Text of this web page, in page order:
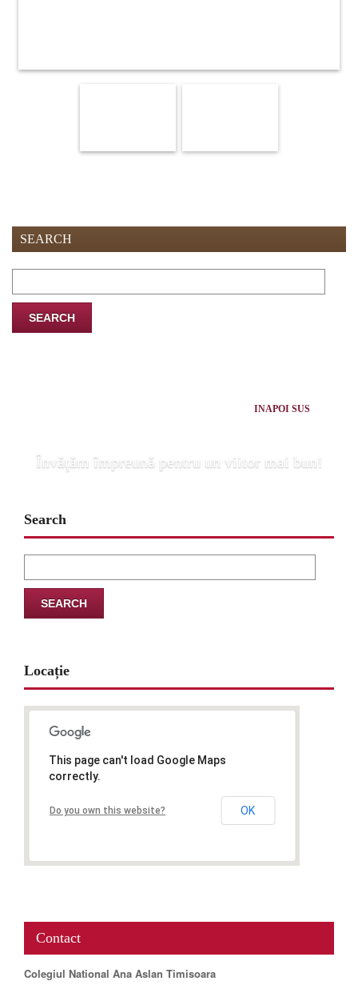
SEARCH
for:
INAPOI SUS
Învăţăm împreună pentru un viitor mai bun!
Search
for:
Locație
This page can't load Google Maps
correctly.
Do you own this website? OK
Contact
Colegiul National Ana Aslan Timisoara